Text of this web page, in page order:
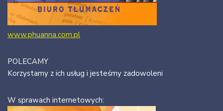
www.phuanna.com.pl
POLECAMY
Korzystamy z ich usług i jesteśmy zadowoleni
W sprawach internetowych: